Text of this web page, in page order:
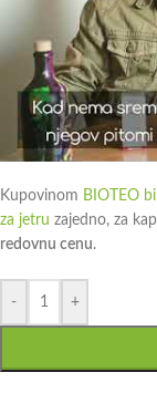
Kupovinom BIOTEO
za jetru zajedno, za
redovnu cenu.
- +